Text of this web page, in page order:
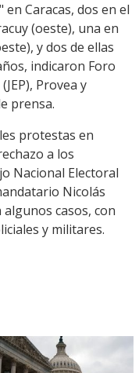
Caracas, dos en el
(oeste), una en
y dos de ellas
indicaron Foro
Provea y
prensa.
protestas en
a los
Nacional Electoral
Nicolás
casos, con
y militares.